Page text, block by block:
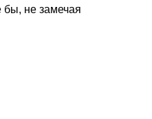
не замечая